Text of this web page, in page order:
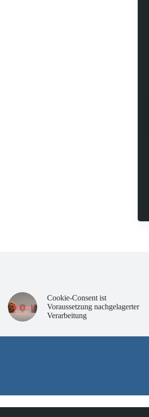
Cookie-Consent ist
Voraussetzung nachgelagerter
Verarbeitung